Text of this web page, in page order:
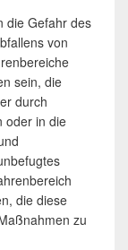
die Gefahr des
von
sein, die
durch
oder in die
die diese
zu